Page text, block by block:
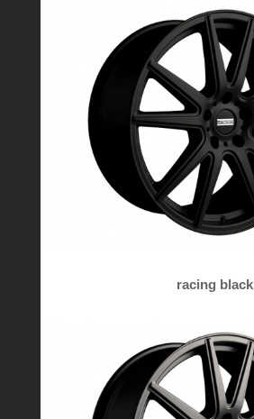
racing black